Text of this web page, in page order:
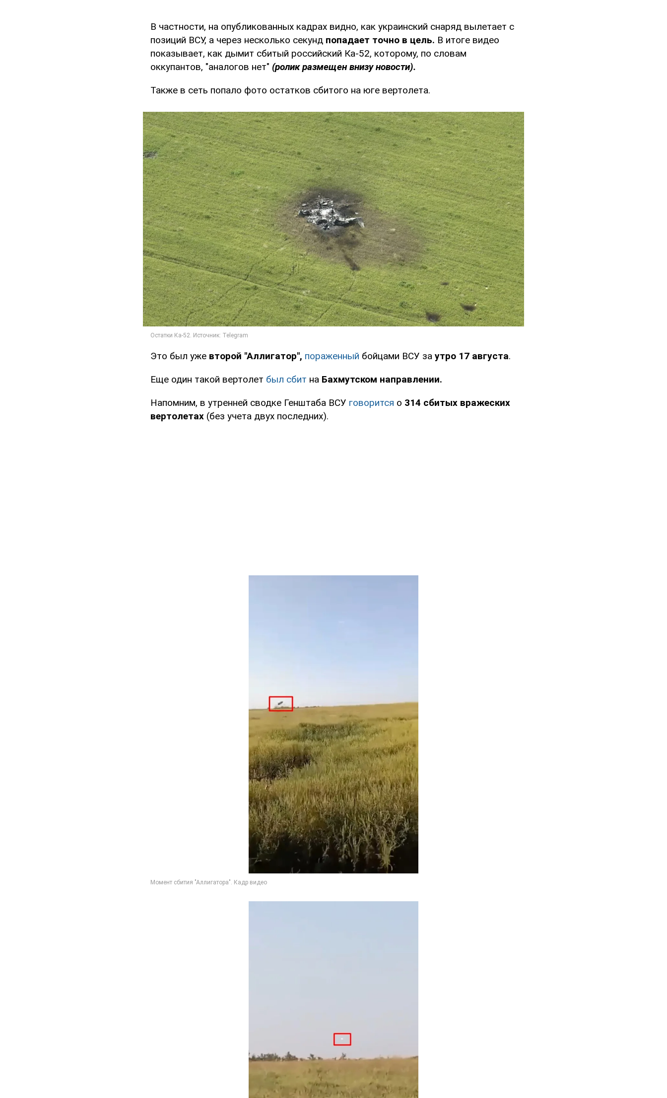
В частности, на опубликованных кадрах видно, как украинский снаряд вылетает с
позиций ВСУ, а через несколько секунд попадает точно в цель. В итоге видео
показывает, как дымит сбитый российский Ка-52, которому, по словам
оккупантов, "аналогов нет" (ролик размещен внизу новости).
Также в сеть попало фото остатков сбитого на юге вертолета.
Это был уже второй "Аллигатор", пораженный бойцами ВСУ за утро 17 августа.
Еще один такой вертолет был сбит на Бахмутском направлении.
Напомним, в утренней сводке Генштаба ВСУ говорится о 314 сбитых вражеских
вертолетах (без учета двух последних).